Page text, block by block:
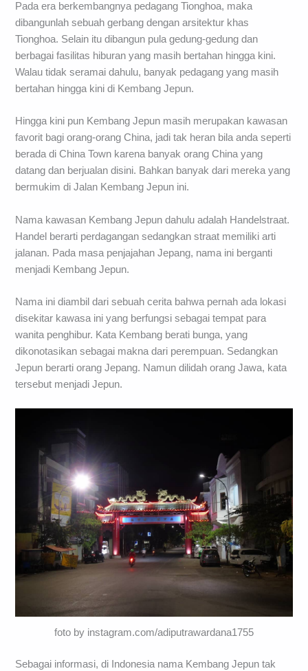
Pada era berkembangnya pedagang Tionghoa, maka
dibangunlah sebuah gerbang dengan arsitektur khas
Tionghoa. Selain itu dibangun pula gedung-gedung dan
berbagai fasilitas hiburan yang masih bertahan hingga kini.
Walau tidak seramai dahulu, banyak pedagang yang masih
bertahan hingga kini di Kembang Jepun.
Hingga kini pun Kembang Jepun masih merupakan kawasan
favorit bagi orang-orang China, jadi tak heran bila anda seperti
berada di China Town karena banyak orang China yang
datang dan berjualan disini. Bahkan banyak dari mereka yang
bermukim di Jalan Kembang Jepun ini.
Nama kawasan Kembang Jepun dahulu adalah Handelstraat.
Handel berarti perdagangan sedangkan straat memiliki arti
jalanan. Pada masa penjajahan Jepang, nama ini berganti
menjadi Kembang Jepun.
Nama ini diambil dari sebuah cerita bahwa pernah ada lokasi
disekitar kawasa ini yang berfungsi sebagai tempat para
wanita penghibur. Kata Kembang berati bunga, yang
dikonotasikan sebagai makna dari perempuan. Sedangkan
Jepun berarti orang Jepang. Namun dilidah orang Jawa, kata
tersebut menjadi Jepun.
foto by instagram.com/adiputrawardana1755
Sebagai informasi, di Indonesia nama Kembang Jepun tak